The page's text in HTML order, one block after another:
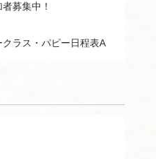
募集中！
クラス・パピー日程表A